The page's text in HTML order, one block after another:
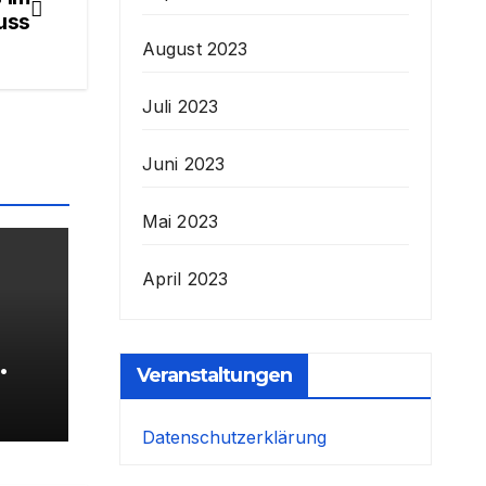
August 2023
Juli 2023
Juni 2023
Mai 2023
April 2023
Veranstaltungen
Datenschutzerklärung